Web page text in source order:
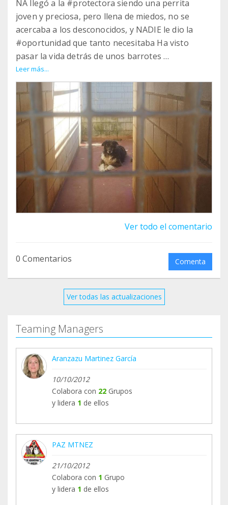
NA llegó a la #protectora siendo una perrita
joven y preciosa, pero llena de miedos, no se
acercaba a los desconocidos, y NADIE le dio la
#oportunidad que tanto necesitaba Ha visto
pasar la vida detrás de unos barrotes
INA es una perrita INVISIBLE
#Adopta apap@apap-alcala.org
Leer más...
Ver todo el comentario
0 Comentarios Comenta
Ver todas las actualizaciones
Teaming Managers
Aranzazu Martinez García
10/10/2012
Colabora con 22 Grupos
y lidera 1 de ellos
PAZ MTNEZ
21/10/2012
Colabora con 1 Grupo
y lidera 1 de ellos